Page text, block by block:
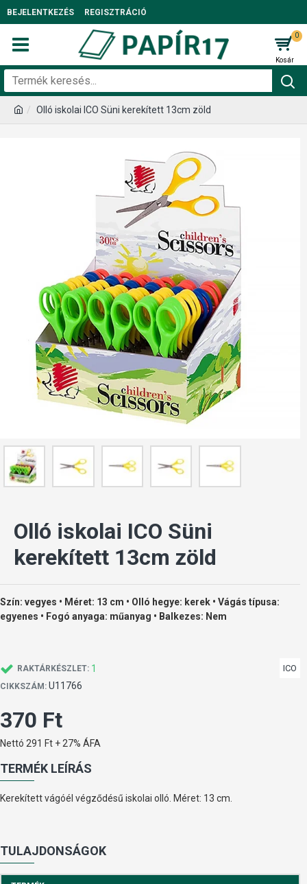
BEJELENTKEZÉS REGISZTRÁCIÓ
0
Olló iskolai ICO Süni kerekített 13cm zöld
Olló iskolai ICO Süni
kerekített 13cm zöld
Szín: vegyes • Méret: 13 cm • Olló hegye: kerek • Vágás típusa:
egyenes • Fogó anyaga: műanyag • Balkezes: Nem
RAKTÁRKÉSZLET: 1
CIKKSZÁM: U11766
ICO
370 Ft
Nettó 291 Ft + 27% ÁFA
TERMÉK LEÍRÁS
Kerekített vágóél végződésű iskolai olló. Méret: 13 cm.
TULAJDONSÁGOK